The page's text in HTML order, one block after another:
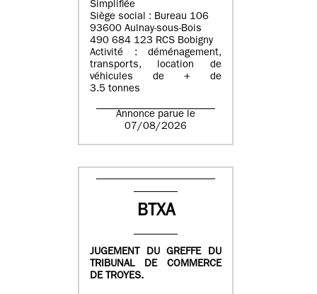
Simplifiée
Siège social : Bureau 106
93600 Aulnay-sous-Bois
490 684 123 RCS Bobigny
Activité : déménagement,
transports, location de
véhicules de + de
3.5 tonnes
Annonce parue le
07/08/2026
BTXA
JUGEMENT DU GREFFE DU
TRIBUNAL DE COMMERCE
DE TROYES.